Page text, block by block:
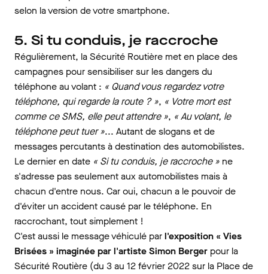
selon la version de votre smartphone.
5. Si tu conduis, je raccroche
Régulièrement, la Sécurité Routière met en place des
campagnes pour sensibiliser sur les dangers du
téléphone au volant : « Quand vous regardez votre
téléphone, qui regarde la route ? », « Votre mort est
comme ce SMS, elle peut attendre », « Au volant, le
téléphone peut tuer »... Autant de slogans et de
messages percutants à destination des automobilistes.
Le dernier en date « Si tu conduis, je raccroche » ne
s'adresse pas seulement aux automobilistes mais à
chacun d'entre nous. Car oui, chacun a le pouvoir de
d'éviter un accident causé par le téléphone. En
raccrochant, tout simplement !
C'est aussi le message véhiculé parl'exposition « Vies
Brisées » imaginée par l'artiste Simon Berger pour la
Sécurité Routière (du 3 au 12 février 2022 sur la Place de